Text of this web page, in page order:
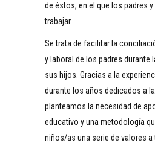
de éstos, en el que los padres
trabajar.
Se trata de facilitar la
y laboral de los padres durante
sus hijos. Gracias a la
durante los años dedicados a
planteamos la necesidad de
educativo y una metodología
niños/as una serie de valores a